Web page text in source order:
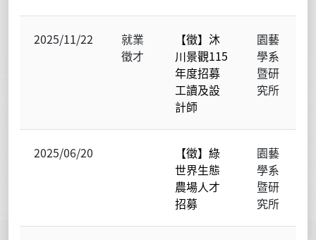
2025/11/22
就業
徵才
【徵】沐
川景觀115
年度招募
工讀及設
計師
園藝
學系
暨研
究所
2025/06/20
【徵】綠
世界生態
農場人才
招募
園藝
學系
暨研
究所